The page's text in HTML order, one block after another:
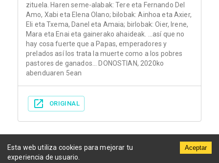
Municipios
zituela. Haren seme-alabak: Tere eta Fernando Del
Amo, Xabi eta Elena Olano; bilobak: Ainhoa eta Axier,
Eli eta Txema, Danel eta Amaia; birlobak: Oier, Irene,
Mara eta Enai eta gainerako ahaideak. ...así que no
hay cosa fuerte que a Papas, emperadores y
prelados así los trata la muerte como a los pobres
pastores de ganados... DONOSTIAN, 2020ko
abenduaren 5ean
ORIGINAL
Esta web utiliza cookies para mejorar tu
experiencia de usuario.
Aceptar